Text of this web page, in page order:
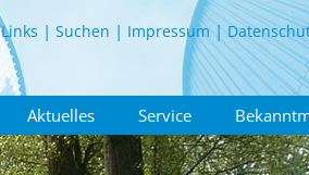
Links Suchen Impressum
Aktuelles Service